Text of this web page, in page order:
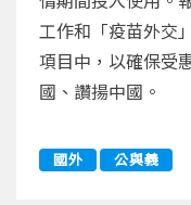
工作和「疫苗外交
項目中，以確保受
國、讚揚中國。
國外 公與義